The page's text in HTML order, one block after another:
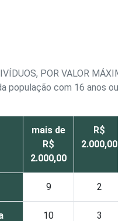
POR VALOR MÁXIMO
população com 16 anos ou
mais de
R$
2.000,00
R$
2.000,00
9 2
10 3